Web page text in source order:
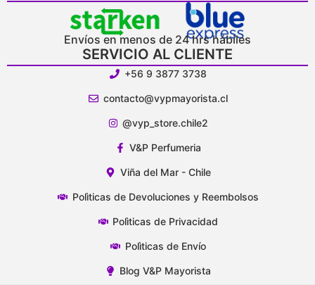
Envíos en menos de 24 hrs hábiles
SERVICIO AL CLIENTE
+56 9 3877 3738
contacto@vypmayorista.cl
@vyp_store.chile2
V&P Perfumeria
Viña del Mar - Chile
Polìticas de Devoluciones y Reembolsos
Polìticas de Privacidad
Polìticas de Envío
Blog V&P Mayorista